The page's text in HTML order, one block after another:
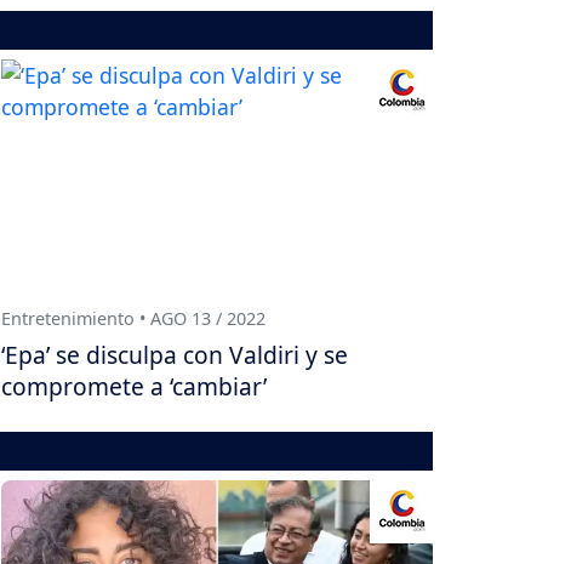
Entretenimiento • AGO 13 / 2022
‘Epa’ se disculpa con Valdiri y se
compromete a ‘cambiar’